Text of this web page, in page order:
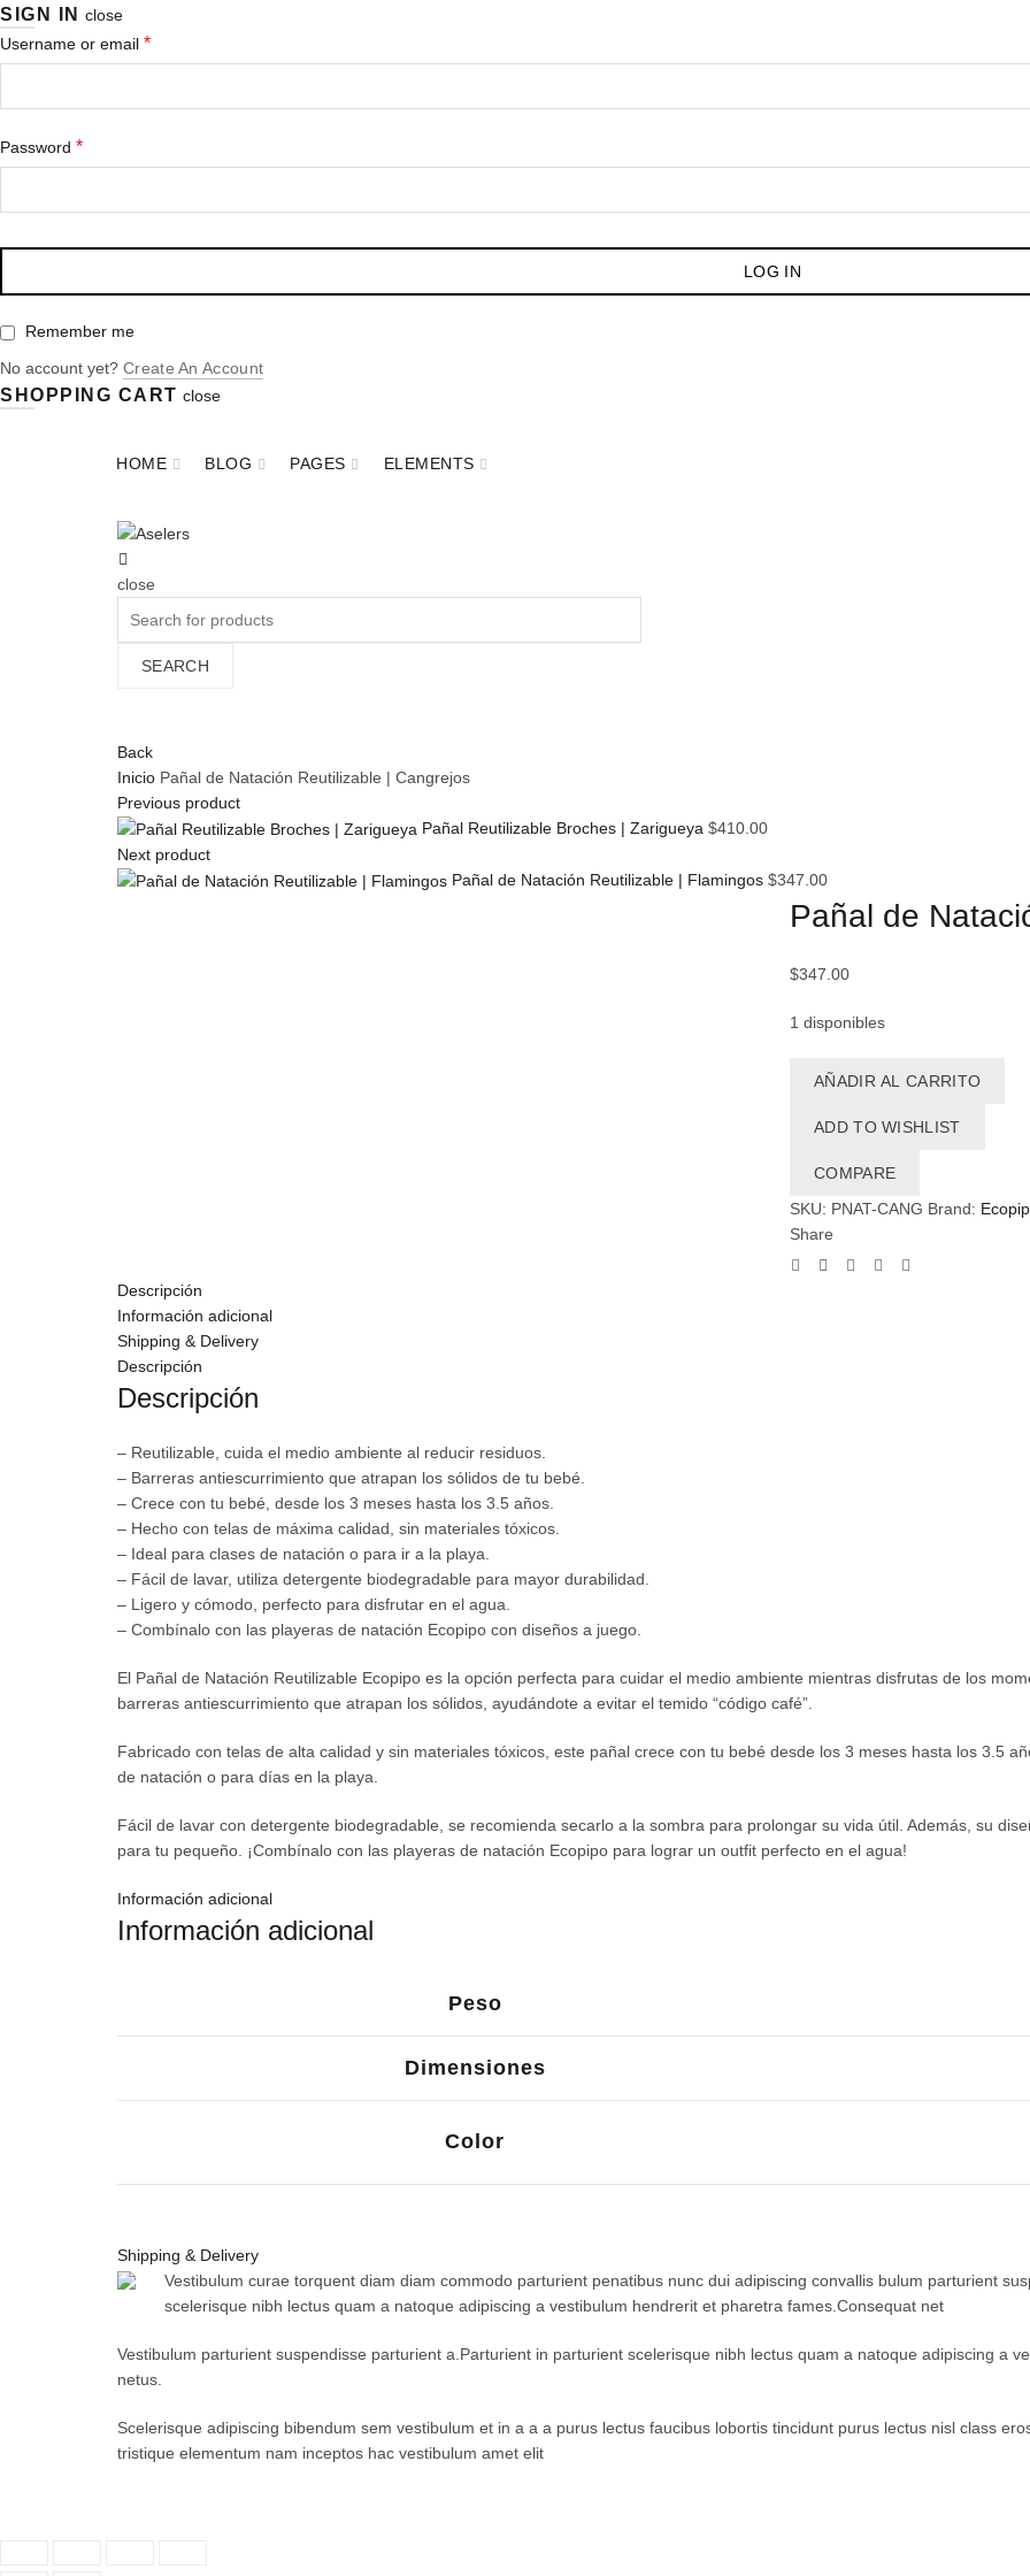
SIGN IN close
Username or email *
Password *
LOG IN
Remember me
No account yet? Create An Account
SHOPPING CART close
HOME BLOG PAGES ELEMENTS
close
SEARCH
Back
Inicio Pañal de Natación Reutilizable | Cangrejos
Previous product
Pañal Reutilizable Broches | Zarigueya $410.00
Next product
Pañal de Natación Reutilizable | Flamingos $347.00
Pañal de
$347.00
1 disponibles
AÑADIR AL CARRITO
ADD TO WISHLIST
COMPARE
SKU: PNAT-CANG Brand:
Share
Descripción
Información adicional
Shipping & Delivery
Descripción
Descripción
– Reutilizable, cuida el medio ambiente al reducir residuos.
– Barreras antiescurrimiento que atrapan los sólidos de tu bebé.
– Crece con tu bebé, desde los 3 meses hasta los 3.5 años.
– Hecho con telas de máxima calidad, sin materiales tóxicos.
– Ideal para clases de natación o para ir a la playa.
– Fácil de lavar, utiliza detergente biodegradable para mayor durabilidad.
– Ligero y cómodo, perfecto para disfrutar en el agua.
– Combínalo con las playeras de natación Ecopipo con diseños a juego.
El Pañal de Natación Reutilizable Ecopipo es la opción perfecta para cuidar el medio ambiente mientras disfrutas de los
barreras antiescurrimiento que atrapan los sólidos, ayudándote a evitar el temido “código café”.
Fabricado con telas de alta calidad y sin materiales tóxicos, este pañal crece con tu bebé desde los 3 meses hasta los 3.5
de natación o para días en la playa.
Fácil de lavar con detergente biodegradable, se recomienda secarlo a la sombra para prolongar su vida útil. Además, su
para tu pequeño. ¡Combínalo con las playeras de natación Ecopipo para lograr un outfit perfecto en el agua!
Información adicional
Información adicional
Peso
Dimensiones
Color
Shipping & Delivery
Vestibulum curae torquent diam diam commodo parturient penatibus nunc dui adipiscing convallis bulum parturient
scelerisque nibh lectus quam a natoque adipiscing a vestibulum hendrerit et pharetra fames.Consequat net
Vestibulum parturient suspendisse parturient a.Parturient in parturient scelerisque nibh lectus quam a natoque adipiscing a
netus.
Scelerisque adipiscing bibendum sem vestibulum et in a a a purus lectus faucibus lobortis tincidunt purus lectus nisl class
tristique elementum nam inceptos hac vestibulum amet elit